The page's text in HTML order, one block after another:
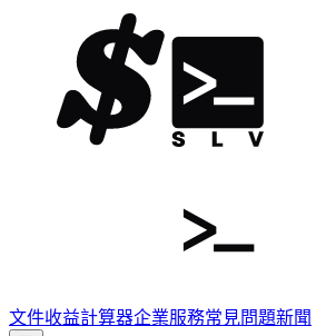
文件收益計算器企業服務常見問題新聞